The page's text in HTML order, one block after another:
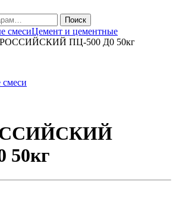
Поиск
смесиЦемент и цементные
ПЦ-500 Д0 50кг
50кг